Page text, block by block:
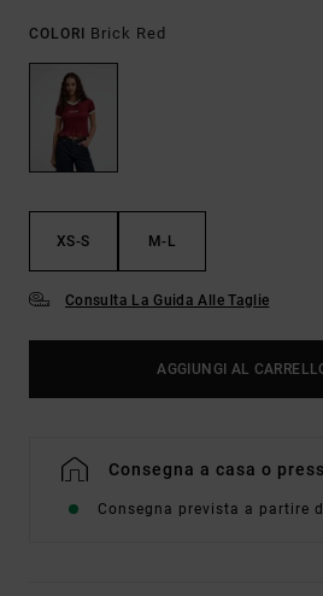
COLORI Brick Red
XS-S M-L
Consulta La Guida Alle Taglie
AGGIUNGI AL
Consegna a casa o
Consegna prevista a partire